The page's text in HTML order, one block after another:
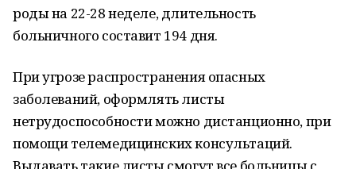
роды на 22-28 неделе, длительность
больничного составит 194 дня.
При угрозе распространения опасных
заболеваний, оформлять листы
нетрудоспособности можно дистанционно, при
помощи телемедицинских консультаций.